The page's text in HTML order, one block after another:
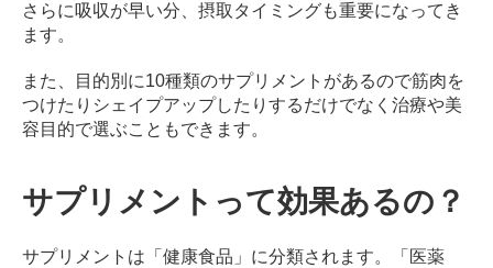
さらに吸収が早い分、摂取タイミングも重要になってき
ます。
また、目的別に10種類のサプリメントがあるので筋肉を
つけたりシェイプアップしたりするだけでなく治療や美
容目的で選ぶこともできます。
サプリメントって効果あるの？
サプリメントは「健康食品」に分類されます。「医薬